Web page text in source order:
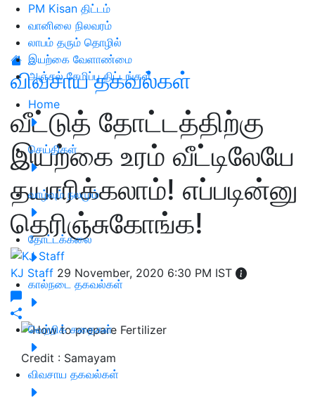
PM Kisan திட்டம்
வானிலை நிலவரம்
லாபம் தரும் தொழில்
இயற்கை வேளாண்மை
அஞ்சல் சேமிப்பு திட்டங்கள்
Home
செய்திகள்
வாழ்வும் நலமும்
தோட்டக்கலை
கால்நடை தகவல்கள்
வெற்றிக் கதைகள்
விவசாய தகவல்கள்
விவசாய தகவல்கள்
வீட்டுத் தோட்டத்திற்கு
இயற்கை உரம் வீட்டிலேயே
தயாரிக்கலாம்! எப்படின்னு
தெரிஞ்சுகோங்க!
KJ Staff 29 November, 2020 6:30 PM IST
Credit : Samayam